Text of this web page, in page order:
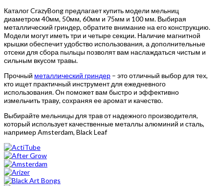
Каталог CrazyBong предлагает купить модели мельниц
диаметром 40мм, 50мм, 60мм и 75мм и 100 мм. Выбирая
металлический гриндер, обратите внимание на его конструкцию.
Модели могут иметь три и четыре секции. Наличие магнитной
крышки обеспечит удобство использования, а дополнительные
отсеки для сбора пыльцы позволят вам наслаждаться чистым и
сильным вкусом травы.
Прочный металлический гриндер – это отличный выбор для тех,
кто ищет практичный инструмент для ежедневного
использования. Он поможет вам быстро и эффективно
измельчить траву, сохраняя ее аромат и качество.
Выбирайте мельницы для трав от надежного производителя,
который использует качественные металлы алюминий и сталь,
например Amsterdam, Black Leaf